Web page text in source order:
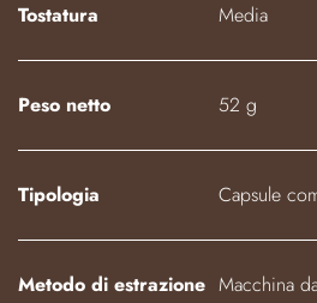
Tostatura Media
Peso netto 52 g
Tipologia Capsule
Metodo di estrazione Macchina